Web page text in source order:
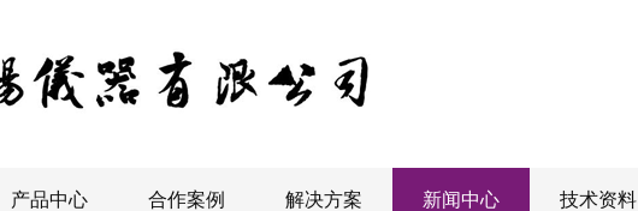
产品中心 合作案例 解决方案 新闻中心 技术资料